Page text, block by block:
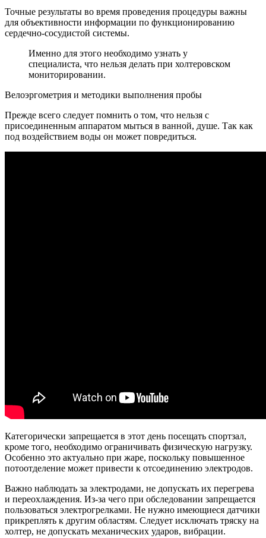
Точные результаты во время проведения процедуры важны
для объективности информации по функционированию
сердечно-сосудистой системы.
Именно для этого необходимо узнать у
специалиста, что нельзя делать при холтеровском
мониторировании.
Велоэргометрия и методики выполнения пробы
Прежде всего следует помнить о том, что нельзя с
присоединенным аппаратом мыться в ванной, душе. Так как
под воздействием воды он может повредиться.
Категорически запрещается в этот день посещать спортзал,
кроме того, необходимо ограничивать физическую нагрузку.
Особенно это актуально при жаре, поскольку повышенное
потоотделение может привести к отсоединению электродов.
Важно наблюдать за электродами, не допускать их перегрева
и переохлаждения. Из-за чего при обследовании запрещается
пользоваться электрогрелками. Не нужно имеющиеся датчики
прикреплять к другим областям. Следует исключать тряску на
холтер, не допускать механических ударов, вибрации.